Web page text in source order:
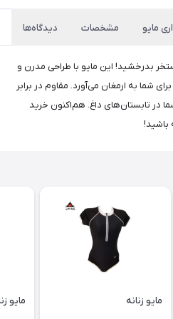
مایو مشخصات دیدگاه‌ها
بدرخشید! این مایو با طراحی مدرن و
شما به ارمغان می‌آورد. مقاوم در برابر
در تابستان‌های داغ. هم‌اکنون خرید
باشید!
مایو زنانه مایو